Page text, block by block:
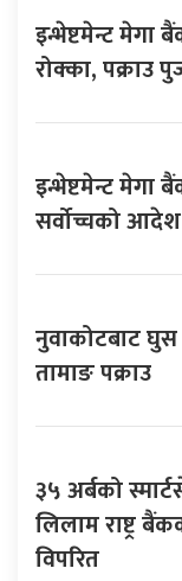
इन्भेष्टमेन्ट मेगा
रोक्का, पक्राउ
इन्भेष्टमेन्ट मेगा
सर्वोच्चको आदेश
नुवाकोटबाट
तामाङ पक्राउ
३५ अर्बको
लिलाम राष्ट्र
विपरित